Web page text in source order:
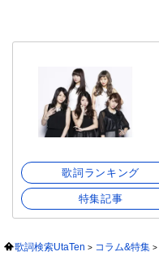
歌詞ランキング
特集記事
歌詞検索UtaTen コラム&特集